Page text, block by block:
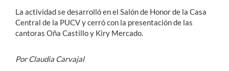
La actividad se desarrolló en el Salón de Honor de la Casa
Central de la PUCV y cerró con la presentación de las
cantoras Oña Castillo y Kiry Mercado.
Por Claudia Carvajal